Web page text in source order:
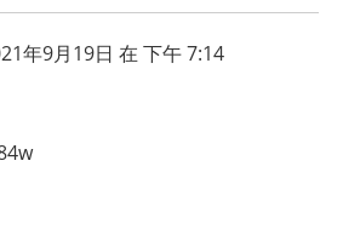
年9月19日 在 下午 7:14